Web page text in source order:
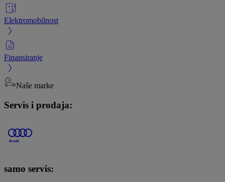
Elektromobilnost
Finansiranje
Naše marke
Servis i prodaja:
samo servis: